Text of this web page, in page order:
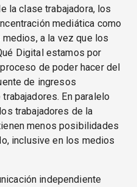
la clase trabajadora, los
mediática como
a la vez que los
Digital estamos por
de poder hacer del
de ingresos
En paralelo
trabajadores de la
menos posibilidades
inclusive en los medios
independiente